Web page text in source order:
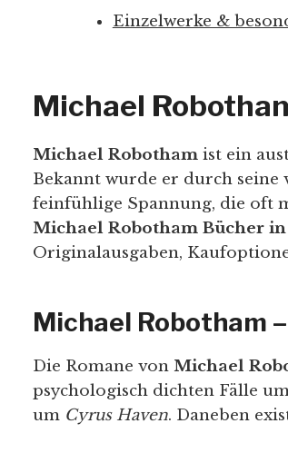
Einzelwerke &
Michael
Michael Robotham ist ein
Bekannt wurde er durch
feinfühlige Spannung, die oft
Michael Robotham Bücher
Originalausgaben,
Michael Robotham
Die Romane von Michael
psychologisch dichten Fälle
um Cyrus Haven. Daneben